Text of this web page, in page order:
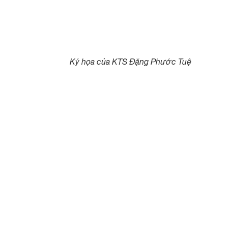
Ký họa của KTS Đặng Phước Tuệ